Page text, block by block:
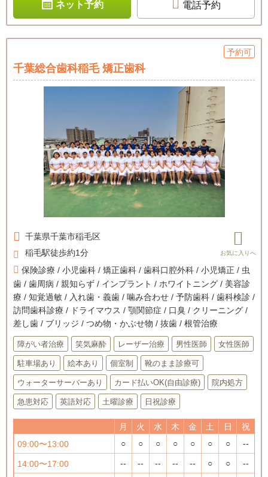
ネット予約 電話予約
予約可
千葉総合歯科稲毛 矯正歯科
千葉県千葉市稲毛区
稲毛駅徒歩約1分
保険診療 / 小児歯科 / 矯正歯科 / 歯科口腔外科 / 小児矯正 / 虫
歯 / 歯周病 / 親知らず / インプラント / ホワイトニング / 美容診
療 / 知覚過敏 / 入れ歯・義歯 / 噛み合わせ / 予防歯科 / 歯科検診 /
訪問歯科診療 / ドライマウス / 顎関節症 / 口臭 / クリーニング /
差し歯 / ブリッジ / つめ物・かぶせ物 / 抜歯 / 根管治療
障がい者治療 笑気麻酔 レーザー治療 男性医師 女性医師
駐車場あり 絵本あり 個室制 靴のまま診療可
ウォーターサーバーあり カード払いOK(自由診療) 院内処方
急患対応 英語対応 土曜診療 日祝診療
月 火 水 木 金 土 日
祝
09:00〜13:00
○ ○ ○ ○ ○ ○ ○ --
14:00〜17:00 -- -- -- -- -- ○ ○ --